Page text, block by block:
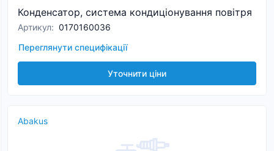
Конденсатор, система кондиціонування повітря
Артикул: 0170160036
Переглянути специфікації
Уточнити ціни
Abakus